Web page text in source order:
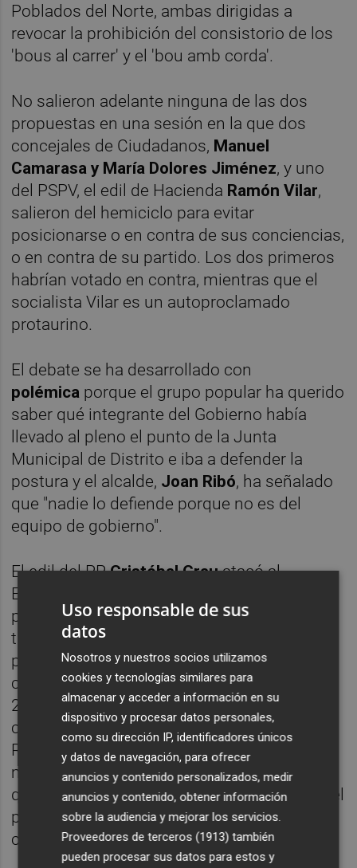
Poblados del Norte, ambas dirigidas a
revocar la prohibición del consistorio de los
'bous al carrer' y el 'bou amb corda'.
No salieron adelante ninguna de las dos
propuestas en una sesión en la que dos
concejales de Ciudadanos, Manuel
Camarasa y María Dolores Jiménez, y uno
del PSPV, el edil de Hacienda Ramón Vilar,
salieron del hemiciclo para evitar
posicionarse o en contra de sus conciencias,
o en contra de su partido. Los dos primeros
habrían votado en contra, mientras que el
socialista Vilar es un autoproclamado
protaurino.
El debate se ha desarrollado con
polémica porque el grupo popular ha querido
saber qué integrante del Gobierno había
llevado al pleno el punto de la Junta
Municipal de Distrito e iba a defender la
postura y el alcalde, Joan Ribó, ha señalado
que "nadie lo defiende porque no es del
equipo de gobierno".
El edil del PPCristóbal Grauatacó al
Ejecutivo local acusándolo de "poner la
puntilla" no sólo al 'bou embolat' sino
también a las Juntas de Distrito, al desoír la
propuesta de las pedanías del norte. El
concejal apuntó que la prohibición desde
2016 de este tipo de eventos es "un
capricho" de Ribó. Asimismo se apoyó en el
Real Deccreto autonómico que regula los
mencionados festejos y recordó al alcalde
que "ha tenido dos años" para reunirse con el
president de la Generalitat,Ximo Puig
cambiar la regulación".
Uso responsable de sus
datos
Nosotros y nuestros socios utilizamos
cookies y tecnologías similares para
almacenar y acceder a información en su
dispositivo y procesar datos personales,
como su dirección IP, identificadores únicos
y datos de navegación, para ofrecer
anuncios y contenido personalizados, medir
anuncios y contenido, obtener información
sobre la audiencia y mejorar los servicios.
Proveedores de terceros (1913) también
pueden procesar sus datos para estos y